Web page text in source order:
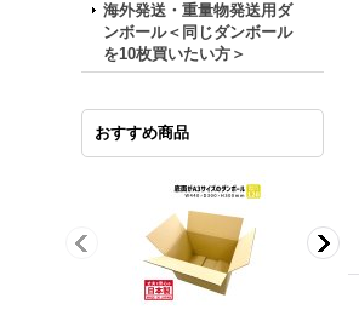
海外発送・重量物発送用ダ
ンボール＜同じダンボール
を10枚買いたい方＞
おすすめ商品